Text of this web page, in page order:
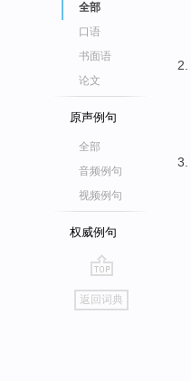
全部
口语
书面语
论文
原声例句
全部
音频例句
视频例句
权威例句
go
top
返回词典